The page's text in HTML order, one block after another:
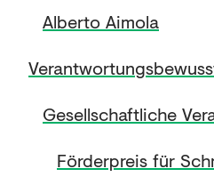
Alberto Aimola
Gesellschaftliche
Förderpreis für